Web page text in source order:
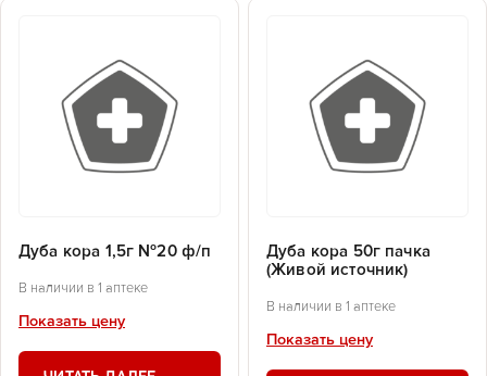
Дуба кора 1,5г №20 ф/п
В наличии в 1 аптеке
Показать цену
Дуба кора 50г пачка
(Живой источник)
В наличии в 1 аптеке
Показать цену